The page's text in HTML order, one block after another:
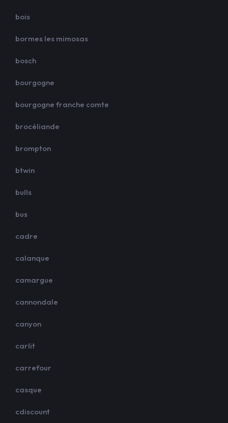
bois
bormes les mimosas
bosch
bourgogne
bourgogne franche comte
brocéliande
brompton
btwin
bulls
bus
cadre
calanque
camargue
cannondale
canyon
carlit
carrefour
casque
cdiscount